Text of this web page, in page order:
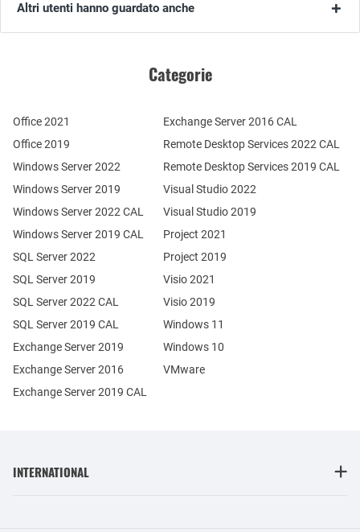
Altri utenti hanno guardato anche
Categorie
Office 2021
Office 2019
Windows Server 2022
Windows Server 2019
Exchange Server 2019
Exchange Server 2016
SQL Server 2022
SQL Server 2019
Windows Server 2022 CAL
Windows Server 2019 CAL
SQL Server 2022 CAL
SQL Server 2019 CAL
Remote Desktop Services 2022 CAL
Remote Desktop Services 2019 CAL
Exchange Server 2019 CAL
Exchange Server 2016 CAL
Visual Studio 2022
Visual Studio 2019
Project 2021
Project 2019
Visio 2021
Visio 2019
Windows 11
Windows 10
VMware
INTERNATIONAL